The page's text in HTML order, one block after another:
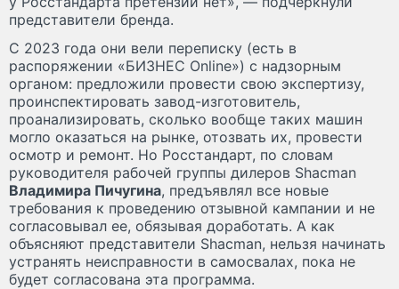
представители бренда.
С 2023 года они вели переписку (есть в
распоряжении «БИЗНЕС Online») с надзорным
органом: предложили провести свою экспертизу,
проинспектировать завод-изготовитель,
проанализировать, сколько вообще таких машин
могло оказаться на рынке, отозвать их, провести
осмотр и ремонт. Но Росстандарт, по словам
руководителя рабочей группы дилеров Shacman
Владимира Пичугина, предъявлял все новые
требования к проведению отзывной кампании и не
согласовывал ее, обязывая доработать. А как
объясняют представители Shacman, нельзя начинать
устранять неисправности в самосвалах, пока не
будет согласована эта программа.